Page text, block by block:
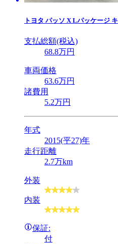
トヨタ パッソ X Lパッケージ
支払総額(税込)
68.8万円
車両価格
63.6万円
諸費用
5.2万円
年式
2015(平27)年
走行距離
2.7万km
外装
内装
保証:
付